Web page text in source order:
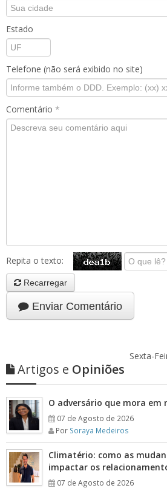
Estado
Telefone (não será exibido no site)
Comentário *
Repita o texto:
Recarregar
Enviar Comentário
Sexta-
Artigos e Opiniões
O adversário que mora em
07 de Agosto de 2026
Por Soraya Medeiros
Climatério: como as
impactar os
07 de Agosto de 2026